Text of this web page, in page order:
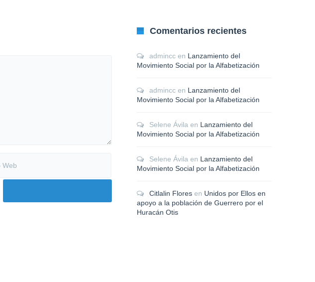
Comentarios recientes
admincc en Lanzamiento del
Movimiento Social por la Alfabetización
admincc en Lanzamiento del
Movimiento Social por la Alfabetización
Selene Ávila en Lanzamiento del
Movimiento Social por la Alfabetización
Selene Ávila en Lanzamiento del
Movimiento Social por la Alfabetización
Citlalin Flores en Unidos por Ellos en
apoyo a la población de Guerrero por el
Huracán Otis